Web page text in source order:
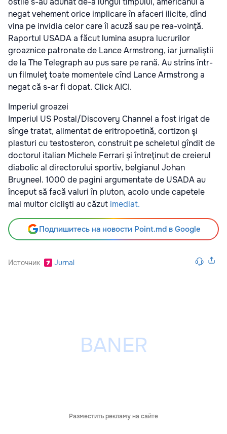
negat vehement orice implicare în afaceri ilicite, dînd
vina pe invidia celor care îl acuză sau pe rea-voinţă.
Raportul USADA a făcut lumina asupra lucrurilor
groaznice patronate de Lance Armstrong, iar jurnaliştii
de la The Telegraph au pus sare pe rană. Au strîns într-
un filmuleţ toate momentele cînd Lance Armstrong a
negat că s-ar fi dopat. Click AICI.
Imperiul groazei
Imperiul US Postal/Discovery Channel a fost irigat de
sînge tratat, alimentat de eritropoetină, cortizon şi
plasturi cu testosteron, construit pe scheletul gîndit de
doctorul italian Michele Ferrari şi întreţinut de creierul
diabolic al directorului sportiv, belgianul Johan
Bruyneel. 1000 de pagini argumentate de USADA au
început să facă valuri în pluton, acolo unde capetele
mai multor ciclişti au căzut imediat.
Подпишитесь на новости Point.md в Google
Источник Jurnal
Разместить рекламу на сайте